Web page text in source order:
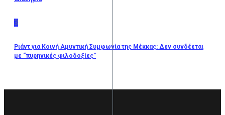
3
Ριάντ για Κοινή Αμυντική Συμφωνία της Μέκκας: Δεν συνδέεται
με “πυρηνικές φιλοδοξίες”